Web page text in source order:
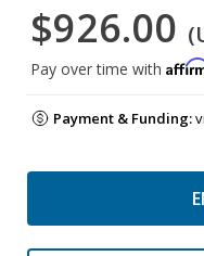
$926.00
Pay over time with
Payment & Funding: